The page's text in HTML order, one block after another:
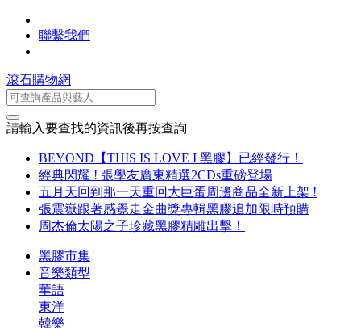
聯繫我們
滾石購物網
請輸入要查找的資訊後再按查詢
BEYOND【THIS IS LOVE I 黑膠】已經發行！
經典閃耀 ! 張學友廣東精選2CDs重磅登場
五月天回到那一天重回大巨蛋周邊商品全新上架 !
張震嶽跟著感覺走金曲獎專輯黑膠追加限時預購
周杰倫太陽之子珍藏黑膠精雕出擊！
黑膠市集
音樂類型
華語
東洋
韓樂